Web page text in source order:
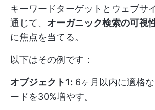
キーワードターゲットとウェブサ
通じて、 オーガニック検索の可視
に焦点を当てる。
以下はその例です：
オブジェクト1: 6ヶ月以内に適格
ードを30%増やす。